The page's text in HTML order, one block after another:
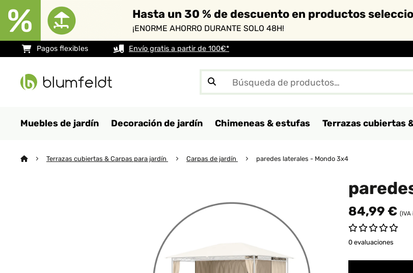
Hasta un 30 % de descuento en productos
¡ENORME AHORRO DURANTE SOLO 48H!
Pagos flexibles Envío gratis a partir de 100€*
Muebles de jardín Decoración de jardín Chimeneas & estufas Terrazas cubiertas
Terrazas cubiertas & Carpas para jardín Carpas de jardín paredes laterales - Mondo 3x4
84,99 € (IVA
0 evaluaciones